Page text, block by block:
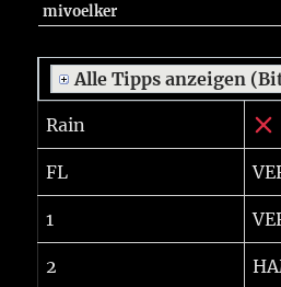
mivoelker
Alle Tipps anzeigen
Rain
FL
1
2